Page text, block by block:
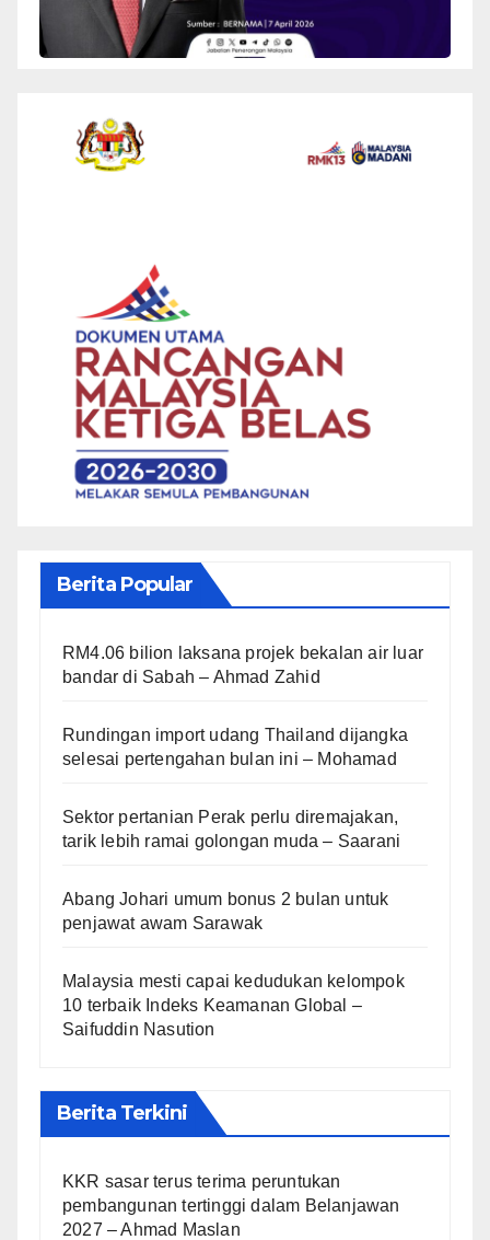
Berita Popular
RM4.06 bilion laksana projek bekalan air luar
bandar di Sabah – Ahmad Zahid
Rundingan import udang Thailand dijangka
selesai pertengahan bulan ini – Mohamad
Sektor pertanian Perak perlu diremajakan,
tarik lebih ramai golongan muda – Saarani
Abang Johari umum bonus 2 bulan untuk
penjawat awam Sarawak
Malaysia mesti capai kedudukan kelompok
10 terbaik Indeks Keamanan Global –
Saifuddin Nasution
Berita Terkini
KKR sasar terus terima peruntukan
pembangunan tertinggi dalam Belanjawan
2027 – Ahmad Maslan